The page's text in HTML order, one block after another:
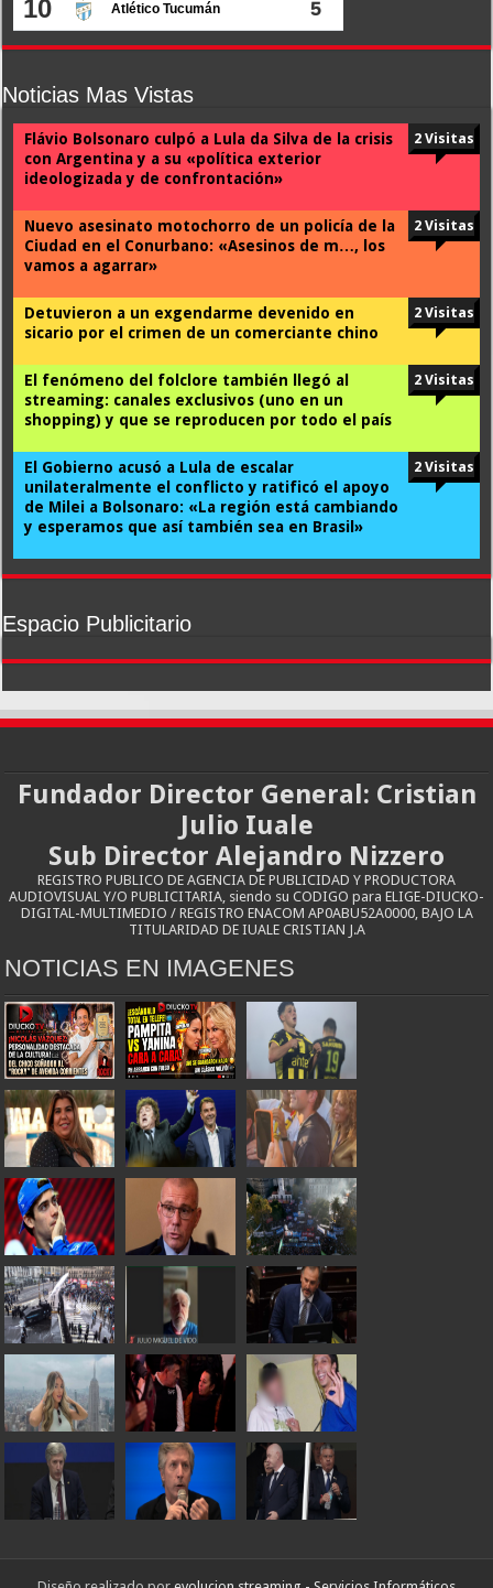
Noticias Mas Vistas
Flávio Bolsonaro culpó a Lula da Silva de la crisis
con Argentina y a su «política exterior
ideologizada y de confrontación»
2 Visitas
Nuevo asesinato motochorro de un policía de la
Ciudad en el Conurbano: «Asesinos de m…, los
vamos a agarrar»
2 Visitas
Detuvieron a un exgendarme devenido en
sicario por el crimen de un comerciante chino
2 Visitas
El fenómeno del folclore también llegó al
streaming: canales exclusivos (uno en un
shopping) y que se reproducen por todo el país
2 Visitas
El Gobierno acusó a Lula de escalar
unilateralmente el conflicto y ratificó el apoyo
de Milei a Bolsonaro: «La región está cambiando
y esperamos que así también sea en Brasil»
2 Visitas
Espacio Publicitario
Fundador Director General: Cristian
Julio Iuale
Sub Director Alejandro Nizzero
REGISTRO PUBLICO DE AGENCIA DE PUBLICIDAD Y PRODUCTORA
AUDIOVISUAL Y/O PUBLICITARIA, siendo su CODIGO para ELIGE-DIUCKO-
DIGITAL-MULTIMEDIO / REGISTRO ENACOM AP0ABU52A0000, BAJO LA
TITULARIDAD DE IUALE CRISTIAN J.A
NOTICIAS EN IMAGENES